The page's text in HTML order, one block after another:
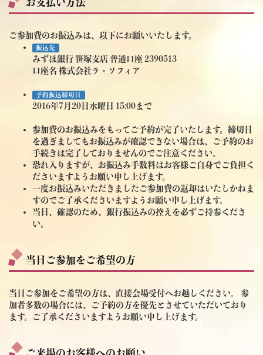
お支払い方法
ご参加費のお振込みは、以下にお願いいたします。
振込先
みずほ銀行 笹塚支店 普通口座 2390513
口座名 株式会社ラ・ソフィア
予約振込締切日
2016年7月20日水曜日 15:00まで
参加費のお振込みをもってご予約が完了いたします。締切日
を過ぎましてもお振込みが確認できない場合は、ご予約のお
手続きは完了しておりませんのでご注意ください。
恐れ入りますが、お振込み手数料はお客様ご自身でご負担く
ださいますようお願い申し上げます。
一度お振込みいただきましたご参加費の返却はいたしかねま
すのでご了承くださいますようお願い申し上げます。
当日、確認のため、銀行振込みの控えを必ずご持参くださ
い。
当日ご参加をご希望の方
当日ご参加をご希望の方は、直接会場受付へお越しください。 参
加者多数の場合には、ご予約の方を優先とさせていただいており
ます。ご了承くださいますようお願い申し上げます。
ご来場のお客様へのお願い